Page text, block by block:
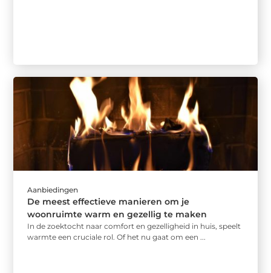
Aanbiedingen
De meest effectieve manieren om je
woonruimte warm en gezellig te maken
In de zoektocht naar comfort en gezelligheid in huis, speelt
warmte een cruciale rol. Of het nu gaat om een ...